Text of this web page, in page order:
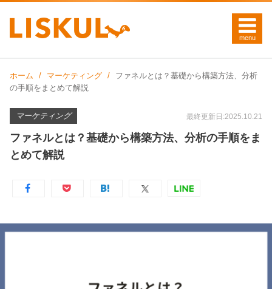
ホーム マーケティング
ファネルとは？基礎から構築方法、分析
の手順をまとめて解説
マーケティング 最終更新日:2025.10.21
ファネルとは？基礎から構築方法、分析の手順をま
とめて解説